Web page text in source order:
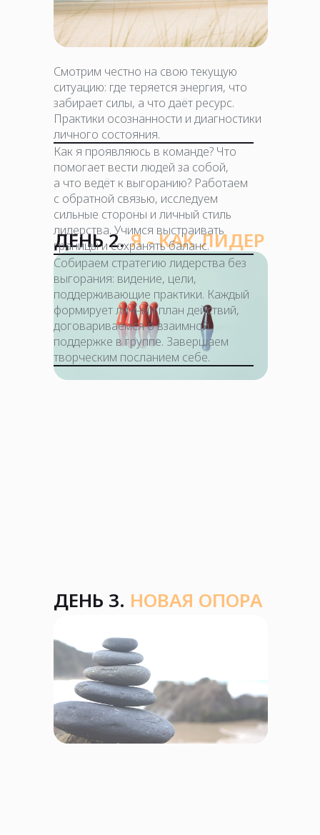
ДЕНЬ 2.Я - КАК ЛИДЕР
Смотрим честно на свою текущую
ситуацию: где теряется энергия, что
забирает силы, а что даёт ресурс.
Практики осознанности и диагностики
личного состояния.
Как я проявляюсь в команде? Что
помогает вести людей за собой,
а что ведёт к выгоранию? Работаем
с обратной связью, исследуем
сильные стороны и личный стиль
лидерства. Учимся выстраивать
границы и сохранять баланс.
Собираем стратегию лидерства без
выгорания: видение, цели,
поддерживающие практики. Каждый
формирует личный план действий,
договариваемся о взаимной
поддержке в группе. Завершаем
творческим посланием себе.
ДЕНЬ 3. НОВАЯ ОПОРА